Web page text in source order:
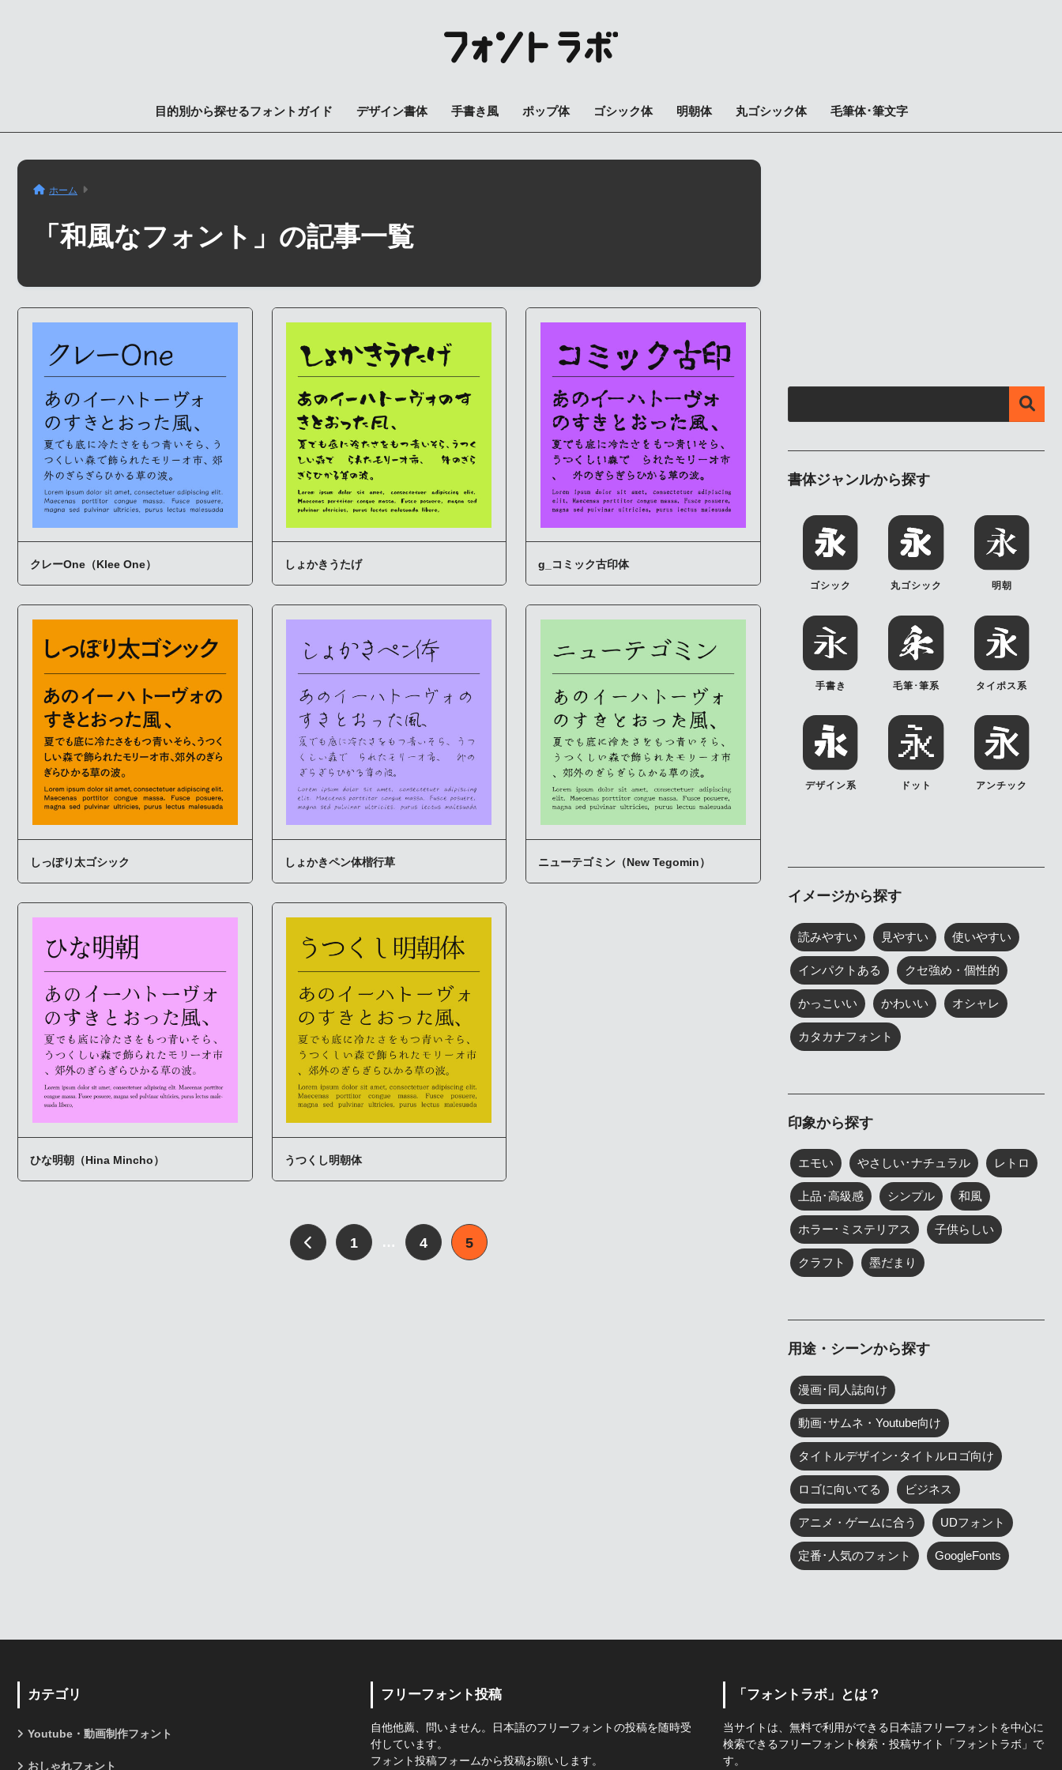
目的別から探せるフォントガイド デザイン書体 手書き風 ポップ体 ゴシック体 明朝体 丸ゴシック体 毛筆体･筆文字
ホーム
「和風なフォント」の記事一覧
クレーOne（Klee One） しょかきうたげ g_コミック古印体
しっぽり太ゴシック しょかきペン体楷行草 ニューテゴミン（New Tegomin）
ひな明朝（Hina Mincho） うつくし明朝体
1 … 4 5
書体ジャンルから探す
ゴシック 丸ゴシック 明朝
手書き 毛筆･筆系 タイポス系
デザイン系 ドット アンチック
イメージから探す
読みやすい 見やすい 使いやすい
インパクトある クセ強め・個性的
かっこいい かわいい オシャレ
カタカナフォント
印象から探す
エモい やさしい･ナチュラル レトロ
上品･高級感 シンプル 和風
ホラー･ミステリアス 子供らしい
クラフト 墨だまり
用途・シーンから探す
漫画･同人誌向け
動画･サムネ・Youtube向け
タイトルデザイン･タイトルロゴ向け
ロゴに向いてる ビジネス
アニメ・ゲームに合う UDフォント
定番･人気のフォント GoogleFonts
カテゴリ
Youtube・動画制作フォント
おしゃれフォント
フリーフォント投稿
自他他薦、問いません。日本語のフリーフォントの投稿を随時受
付しています。
フォント投稿フォームから投稿お願いします。
「フォントラボ」とは？
当サイトは、無料で利用ができる日本語フリーフォントを中心に
検索できるフリーフォント検索・投稿サイト「フォントラボ」で
す。